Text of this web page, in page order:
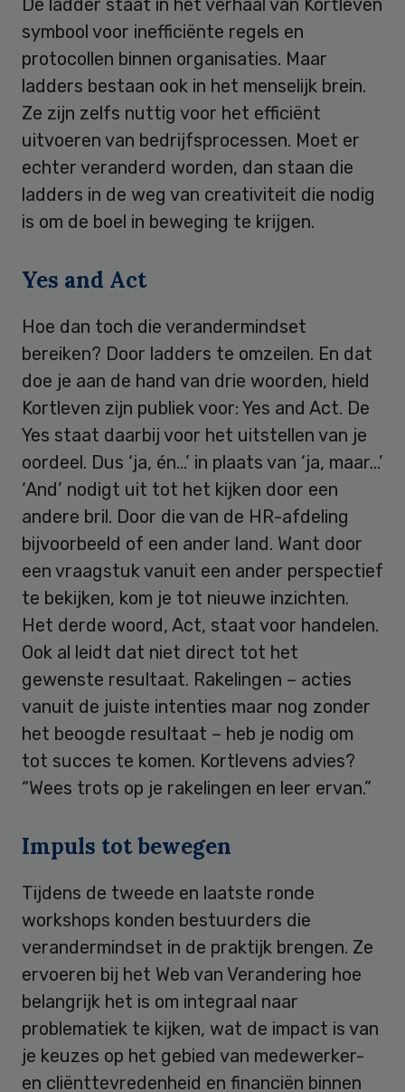
De ladder staat in het verhaal van Kortleven
symbool voor inefficiënte regels en
protocollen binnen organisaties. Maar
ladders bestaan ook in het menselijk brein.
Ze zijn zelfs nuttig voor het efficiënt
uitvoeren van bedrijfsprocessen. Moet er
echter veranderd worden, dan staan die
ladders in de weg van creativiteit die nodig
is om de boel in beweging te krijgen.
Yes and Act
Hoe dan toch die verandermindset
bereiken? Door ladders te omzeilen. En dat
doe je aan de hand van drie woorden, hield
Kortleven zijn publiek voor: Yes and Act. De
Yes staat daarbij voor het uitstellen van je
oordeel. Dus ‘ja, én…’ in plaats van ‘ja, maar…’
‘And’ nodigt uit tot het kijken door een
andere bril. Door die van de HR-afdeling
bijvoorbeeld of een ander land. Want door
een vraagstuk vanuit een ander perspectief
te bekijken, kom je tot nieuwe inzichten.
Het derde woord, Act, staat voor handelen.
Ook al leidt dat niet direct tot het
gewenste resultaat. Rakelingen – acties
vanuit de juiste intenties maar nog zonder
het beoogde resultaat – heb je nodig om
tot succes te komen. Kortlevens advies?
“Wees trots op je rakelingen en leer ervan.”
Impuls tot bewegen
Tijdens de tweede en laatste ronde
workshops konden bestuurders die
verandermindset in de praktijk brengen. Ze
ervoeren bij het Web van Verandering hoe
belangrijk het is om integraal naar
problematiek te kijken, wat de impact is van
je keuzes op het gebied van medewerker-
en cliënttevredenheid en financiën binnen